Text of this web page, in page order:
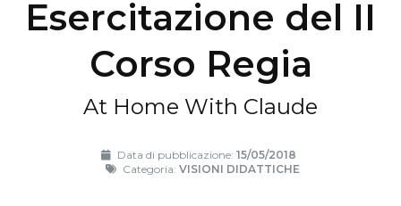
Esercitazione del II
Corso Regia
At Home With Claude
Data di pubblicazione: 15/05/2018
Categoria: VISIONI DIDATTICHE